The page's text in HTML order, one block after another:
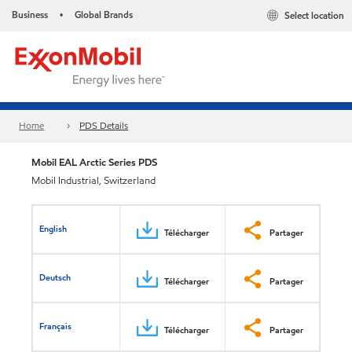
Business • Global Brands Select location
Home PDS Details
Mobil EAL Arctic Series​ PDS
Mobil Industrial, Switzerland
English Télécharger Partager
Deutsch Télécharger Partager
Français Télécharger Partager